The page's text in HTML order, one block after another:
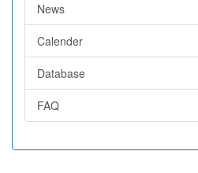
News
Calender
Database
FAQ